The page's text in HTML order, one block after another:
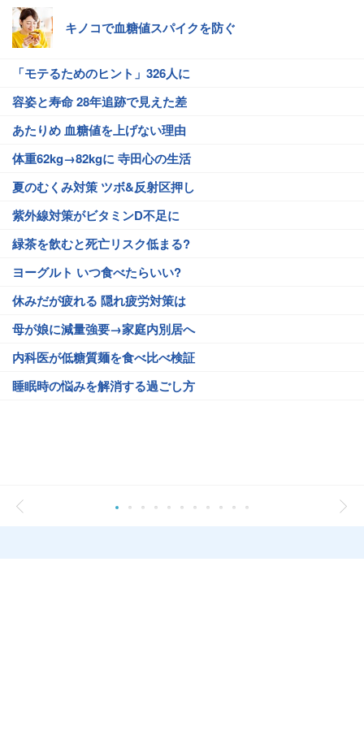
キノコで血糖値スパイクを防ぐ
「モテるためのヒント」326人に
容姿と寿命 28年追跡で見えた差
あたりめ 血糖値を上げない理由
体重62kg→82kgに 寺田心の生活
夏のむくみ対策 ツボ&反射区押し
紫外線対策がビタミンD不足に
緑茶を飲むと死亡リスク低まる?
ヨーグルト いつ食べたらいい?
休みだが疲れる 隠れ疲労対策は
母が娘に減量強要→家庭内別居へ
内科医が低糖質麺を食べ比べ検証
睡眠時の悩みを解消する過ごし方